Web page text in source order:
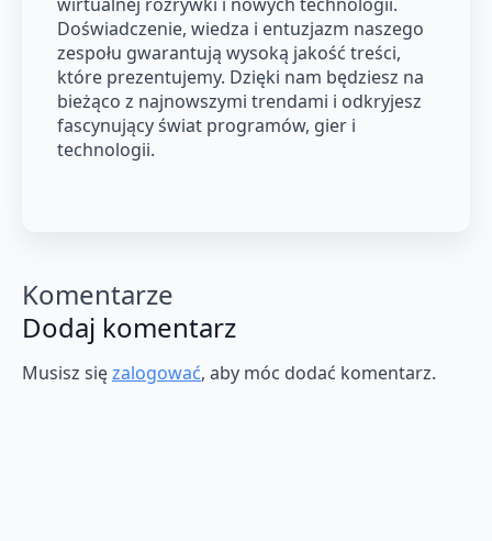
Doświadczenie, wiedza i entuzjazm naszego
zespołu gwarantują wysoką jakość treści,
które prezentujemy. Dzięki nam będziesz na
bieżąco z najnowszymi trendami i odkryjesz
fascynujący świat programów, gier i
technologii.
Komentarze
Dodaj komentarz
Musisz sięzalogować, aby móc dodać komentarz.